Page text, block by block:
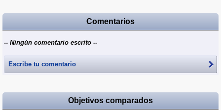
Comentarios
-- Ningún comentario escrito --
Escribe tu comentario
Objetivos comparados